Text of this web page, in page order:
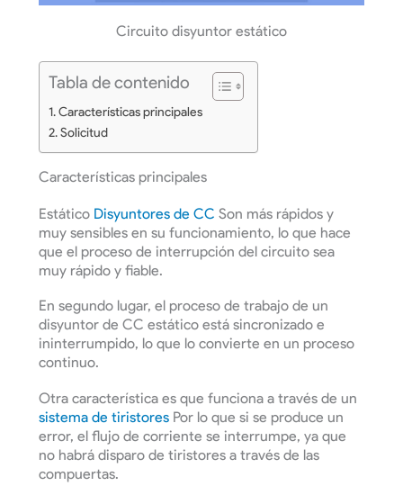
Circuito disyuntor estático
Tabla de contenido
Características principales
Solicitud
Características principales
Estático Disyuntores de CC Son más rápidos y
muy sensibles en su funcionamiento, lo que hace
que el proceso de interrupción del circuito sea
muy rápido y fiable.
En segundo lugar, el proceso de trabajo de un
disyuntor de CC estático está sincronizado e
ininterrumpido, lo que lo convierte en un proceso
continuo.
Otra característica es que funciona a través de un
sistema de tiristores Por lo que si se produce un
error, el flujo de corriente se interrumpe, ya que
no habrá disparo de tiristores a través de las
compuertas.